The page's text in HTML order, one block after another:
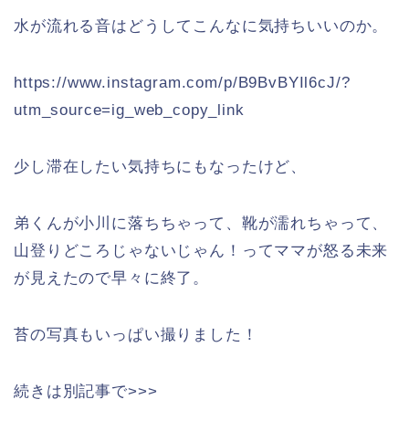
水が流れる音はどうしてこんなに気持ちいいのか。
https://www.instagram.com/p/B9BvBYIl6cJ/?
utm_source=ig_web_copy_link
少し滞在したい気持ちにもなったけど、
弟くんが小川に落ちちゃって、靴が濡れちゃって、
山登りどころじゃないじゃん！ってママが怒る未来
が見えたので早々に終了。
苔の写真もいっぱい撮りました！
続きは別記事で>>>